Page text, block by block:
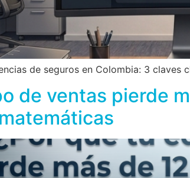
de seguros en Colombia: 3
de ventas pierde